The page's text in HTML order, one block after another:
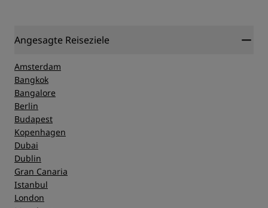
Angesagte Reiseziele
Amsterdam
Bangkok
Bangalore
Berlin
Budapest
Kopenhagen
Dubai
Dublin
Gran Canaria
Istanbul
London